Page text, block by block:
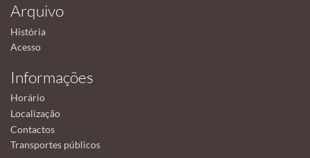
Arquivo
História
Acesso
Informações
Horário
Localização
Contactos
Transportes públicos